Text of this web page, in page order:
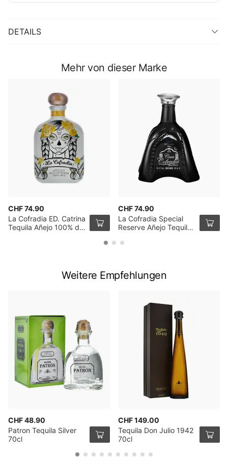
DETAILS
Mehr von dieser Marke
CHF 74.90
La Cofradia ED. Catrina
Tequila Añejo 100% de
CHF 74.90
La Cofradia Special
Reserve Añejo Tequila
Weitere Empfehlungen
CHF 48.90
Patron Tequila Silver
70cl
CHF 149.00
Tequila Don Julio 1942
70cl